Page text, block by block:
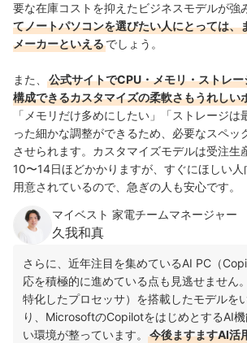
要な在庫コストを抑えたビジネスモデルが強
てノートパソコンを選びたい人にとっては、
メーカーといえるでしょう。
また、
公式サイトでCPU・メモリ・ストレ
構成できるカスタマイズの柔軟さもうれしい
「メモリだけ多めにしたい」「ストレージは
った細かな調整ができるため、必要なスペッ
させられます。カスタマイズモデルは受注生
10〜14日ほどかかりますが、すぐにほしい
用意されているので、急ぎの人も安心です。
マイベスト 家電チームマネージャー
久我和真
さらに、近年注目を集めているAI PC（
応を積極的に進めている点も見逃せません
特化したプロセッサ）を搭載したモデルを
り、MicrosoftのCopilotをはじめとするAI
い環境が整っています。
今後ますますAI活